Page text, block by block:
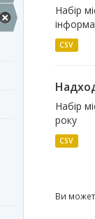
Набір
CSV
Набір
року
CSV
Ви